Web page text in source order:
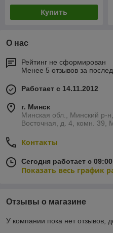
Купить
О нас
Рейтинг не сформирован
Менее 5 отзывов за
Работает с 14.11.2012
г. Минск
Минская обл., Минский р-
Восточная, д. 4, комн. 39,
Контакты
Сегодня работает с
Показать весь график
Отзывы о магазине
У компании пока нет отзывов,